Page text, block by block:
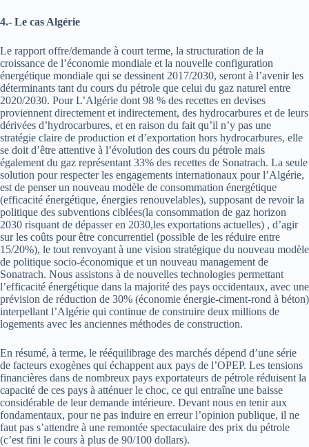
4.- Le cas Algérie
Le rapport offre/demande à court terme, la structuration de la
croissance de l’économie mondiale et la nouvelle configuration
énergétique mondiale qui se dessinent 2017/2030, seront à l’avenir les
déterminants tant du cours du pétrole que celui du gaz naturel entre
2020/2030. Pour L’Algérie dont 98 % des recettes en devises
proviennent directement et indirectement, des hydrocarbures et de leurs
dérivées d’hydrocarbures, et en raison du fait qu’il n’y pas une
stratégie claire de production et d’exportation hors hydrocarbures, elle
se doit d’être attentive à l’évolution des cours du pétrole mais
également du gaz représentant 33% des recettes de Sonatrach. La seule
solution pour respecter les engagements internationaux pour l’Algérie,
est de penser un nouveau modèle de consommation énergétique
(efficacité énergétique, énergies renouvelables), supposant de revoir la
politique des subventions ciblées(la consommation de gaz horizon
2030 risquant de dépasser en 2030,les exportations actuelles) , d’agir
sur les coûts pour être concurrentiel (possible de les réduire entre
15/20%), le tout renvoyant à une vision stratégique du nouveau modèle
de politique socio-économique et un nouveau management de
Sonatrach. Nous assistons à de nouvelles technologies permettant
l’efficacité énergétique dans la majorité des pays occidentaux, avec une
prévision de réduction de 30% (économie énergie-ciment-rond à béton)
interpellant l’Algérie qui continue de construire deux millions de
logements avec les anciennes méthodes de construction.
En résumé, à terme, le rééquilibrage des marchés dépend d’une série
de facteurs exogènes qui échappent aux pays de l’OPEP. Les tensions
financières dans de nombreux pays exportateurs de pétrole réduisent la
capacité de ces pays à atténuer le choc, ce qui entraîne une baisse
considérable de leur demande intérieure. Devant nous en tenir aux
fondamentaux, pour ne pas induire en erreur l’opinion publique, il ne
faut pas s’attendre à une remontée spectaculaire des prix du pétrole
(c’est fini le cours à plus de 90/100 dollars).